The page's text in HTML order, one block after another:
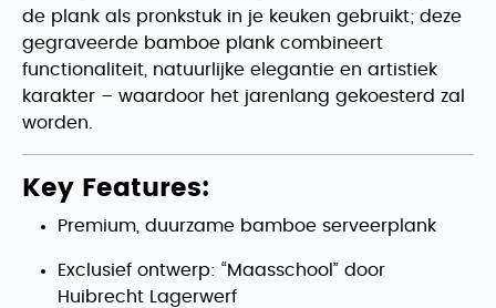
de plank als pronkstuk in je keuken gebruikt; deze
gegraveerde bamboe plank combineert
functionaliteit, natuurlijke elegantie en artistiek
karakter – waardoor het jarenlang gekoesterd zal
worden.
Key Features:
Premium, duurzame bamboe serveerplank
Exclusief ontwerp: “Maasschool” door
Huibrecht Lagerwerf